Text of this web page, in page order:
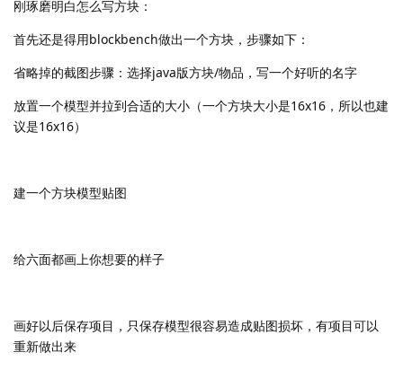
刚琢磨明白怎么写方块：
首先还是得用blockbench做出一个方块，步骤如下：
省略掉的截图步骤：选择java版方块/物品，写一个好听的名字
放置一个模型并拉到合适的大小（一个方块大小是16x16，所以也建
议是16x16）
建一个方块模型贴图
给六面都画上你想要的样子
画好以后保存项目，只保存模型很容易造成贴图损坏，有项目可以
重新做出来